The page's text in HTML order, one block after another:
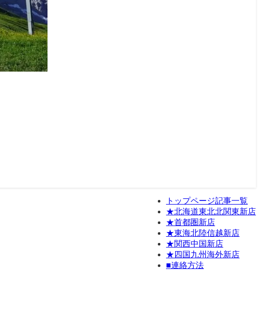
トップページ記事一覧
★北海道東北北関東新店
★首都圏新店
★東海北陸信越新店
★関西中国新店
★四国九州海外新店
■連絡方法